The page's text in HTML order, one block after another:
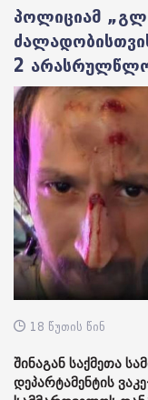
პოლიციამ
2
18 წუთის წინ
შინაგან საქმეთა
დეპარტამენტის